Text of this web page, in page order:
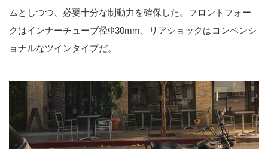
ムとしつつ、必要十分な制動力を確保した。フロントフォー
クはインナーチューブ径Φ30mm、リアショックはコンベンシ
ョナルなツインタイプだ。